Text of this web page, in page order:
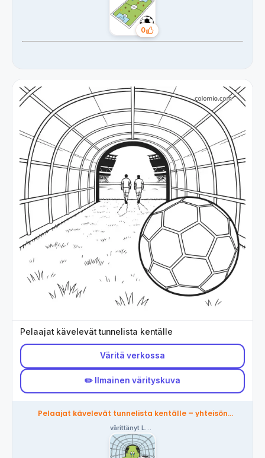
0
Tykkäykset
Pelaajat kävelevät tunnelista kentälle
Väritä verkossa
✏️ Ilmainen värityskuva
Pelaajat kävelevät tunnelista kentälle – yhteisön